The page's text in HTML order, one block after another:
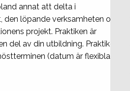
annat att delta i
löpande verksamheten och
projekt. Praktiken är
del av din utbildning. Praktiken
(datum är flexibla).